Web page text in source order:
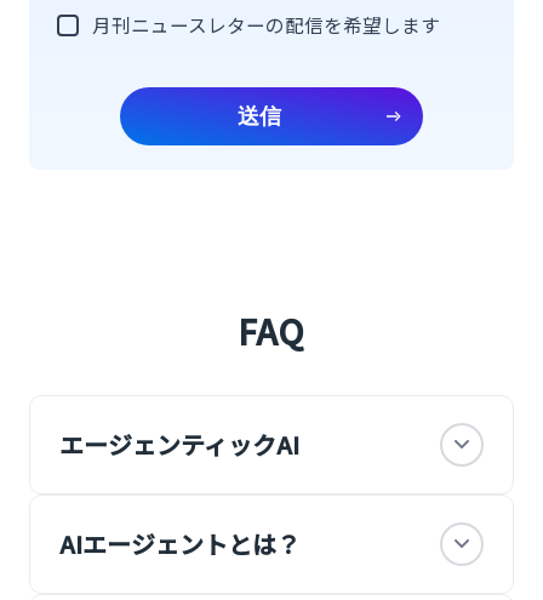
月刊ニュースレターの配信を希望します
送信
FAQ
エージェンティックAI
は、
自律的に判断し、行動してタスクを遂行で
AIエージェントとは？